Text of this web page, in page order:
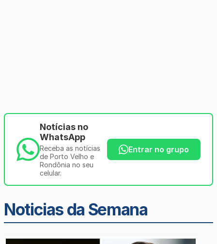
Notícias no
WhatsApp
Receba as notícias
de Porto Velho e
Rondônia no seu
celular.
Entrar no grupo
Noticias da Semana